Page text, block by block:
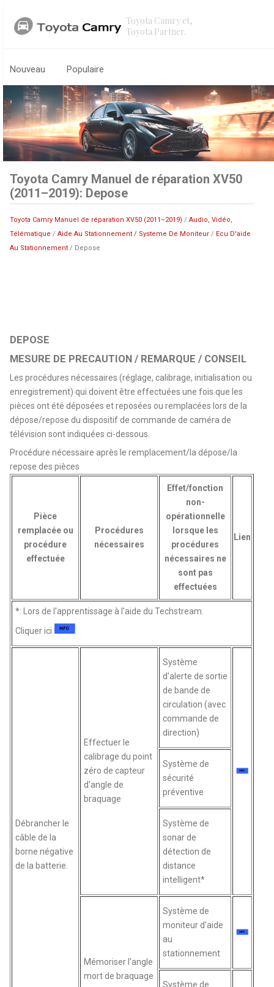
Toyota Camry et,
Toyota Partner.
Nouveau Populaire
Toyota Camry Manuel de réparation XV50
(2011–2019): Depose
Toyota Camry Manuel de réparation XV50 (2011–2019) /Audio, Vidéo,
Télématique /Aide Au Stationnement / Systeme De Moniteur / Ecu D'aide
Au Stationnement / Depose
DEPOSE
MESURE DE PRECAUTION / REMARQUE / CONSEIL
Les procédures nécessaires (réglage, calibrage, initialisation ou
enregistrement) qui doivent être effectuées une fois que les
pièces ont été déposées et reposées ou remplacées lors de la
dépose/repose du dispositif de commande de caméra de
télévision sont indiquées ci-dessous.
Procédure nécessaire après le remplacement/la dépose/la
repose des pièces
Pièce
remplacée ou
procédure
effectuée
Procédures
nécessaires
Effet/fonction
non-
opérationnelle
lorsque les
procédures
nécessaires ne
sont pas
effectuées
Lien
*: Lors de l'apprentissage à l'aide du Techstream.
Cliquer ici
Débrancher le
câble de la
borne négative
de la batterie.
Effectuer le
calibrage du point
zéro de capteur
d'angle de
braquage
Système
d'alerte de sortie
de bande de
circulation (avec
commande de
direction)
Système de
sécurité
préventive
Système de
sonar de
détection de
distance
intelligent*
Mémoriser l'angle
mort de braquage
Système de
moniteur d'aide
au
stationnement
Système de